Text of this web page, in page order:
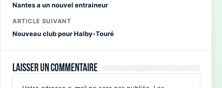
Nantes a un nouvel entraineur
ARTICLE SUIVANT
Nouveau club pour Halby-Touré
Laisser un commentaire